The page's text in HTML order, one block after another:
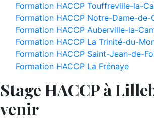
Formation HACCP Touffreville-la-
Formation HACCP Notre-Dame-de-
Formation HACCP Auberville-la-
Formation HACCP La Trinité-du-
Formation HACCP Saint-Jean-de-
Formation HACCP La Frénaye
Stage HACCP à
venir